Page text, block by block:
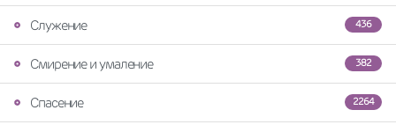
436
Служение
382
Смирение и умаление
2264
Спасение